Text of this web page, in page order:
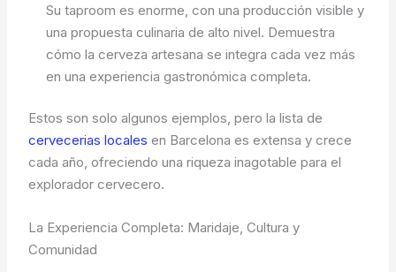
Su taproom es enorme, con una producción visible y
una propuesta culinaria de alto nivel. Demuestra
cómo la cerveza artesana se integra cada vez más
en una experiencia gastronómica completa.
Estos son solo algunos ejemplos, pero la lista de
cervecerias locales en Barcelona es extensa y crece
cada año, ofreciendo una riqueza inagotable para el
explorador cervecero.
La Experiencia Completa: Maridaje, Cultura y
Comunidad